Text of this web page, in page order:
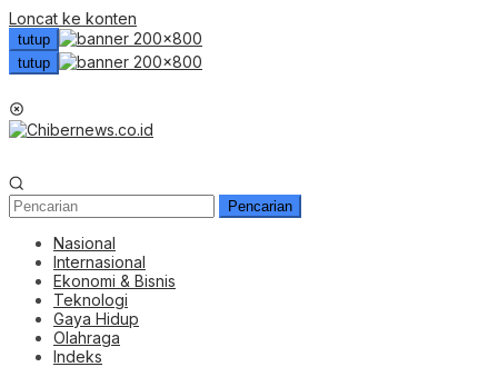
Loncat ke konten
tutup
tutup
Pencarian
Nasional
Internasional
Ekonomi & Bisnis
Teknologi
Gaya Hidup
Olahraga
Indeks